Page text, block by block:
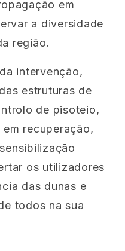
em
a diversidade
região.
intervenção,
estruturas de
de pisoteio,
recuperação,
os utilizadores
das dunas e
todos na sua